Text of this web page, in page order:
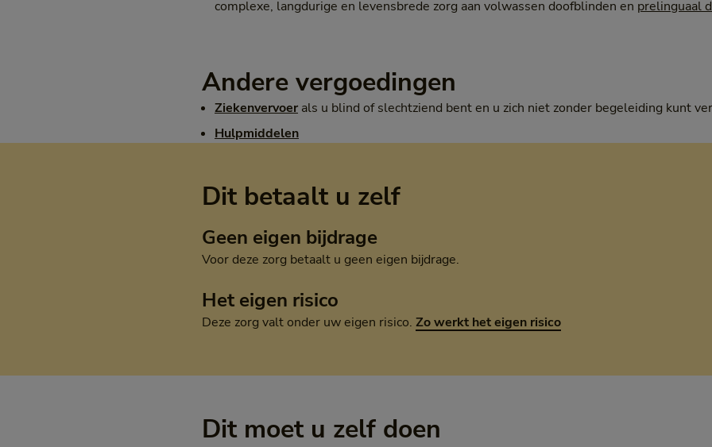
complexe, langdurige en levensbrede zorg aan volwassen doofblinden en prelinguaal
Andere vergoedingen
Ziekenvervoer als u blind of slechtziend bent en u zich niet zonder begeleiding kunt
Hulpmiddelen
Dit betaalt u zelf
Geen eigen bijdrage
Voor deze zorg betaalt u geen eigen bijdrage.
Het eigen risico
Deze zorg valt onder uw eigen risico. Zo werkt het eigen risico
Dit moet u zelf doen